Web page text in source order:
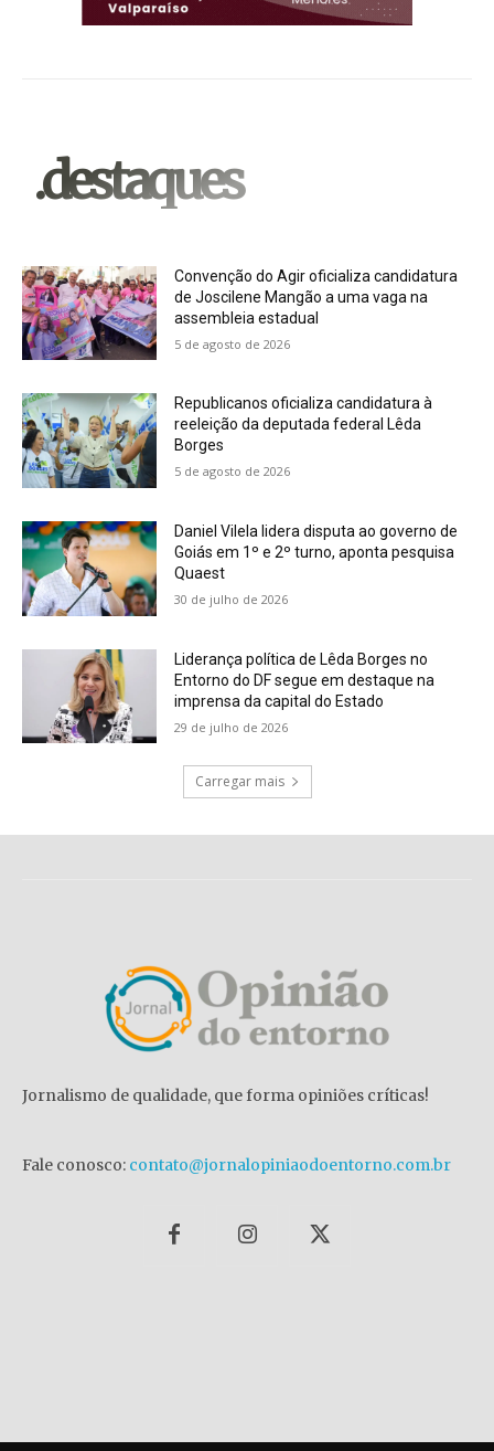
.destaques
Convenção do Agir oficializa candidatura
de Joscilene Mangão a uma vaga na
assembleia estadual
5 de agosto de 2026
Republicanos oficializa candidatura à
reeleição da deputada federal Lêda
Borges
5 de agosto de 2026
Daniel Vilela lidera disputa ao governo de
Goiás em 1º e 2º turno, aponta pesquisa
Quaest
30 de julho de 2026
Liderança política de Lêda Borges no
Entorno do DF segue em destaque na
imprensa da capital do Estado
29 de julho de 2026
Carregar mais
Jornalismo de qualidade, que forma opiniões críticas!
Fale conosco: contato@jornalopiniaodoentorno.com.br